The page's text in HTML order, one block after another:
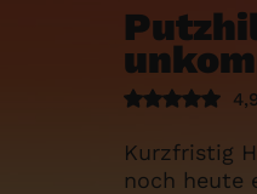
Kurzfristig
noch heute